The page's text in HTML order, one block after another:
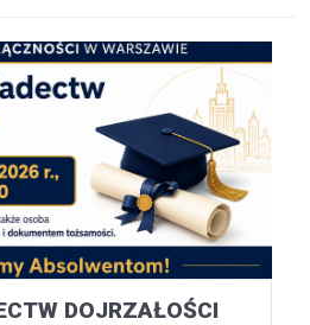
DOJRZAŁOŚCI